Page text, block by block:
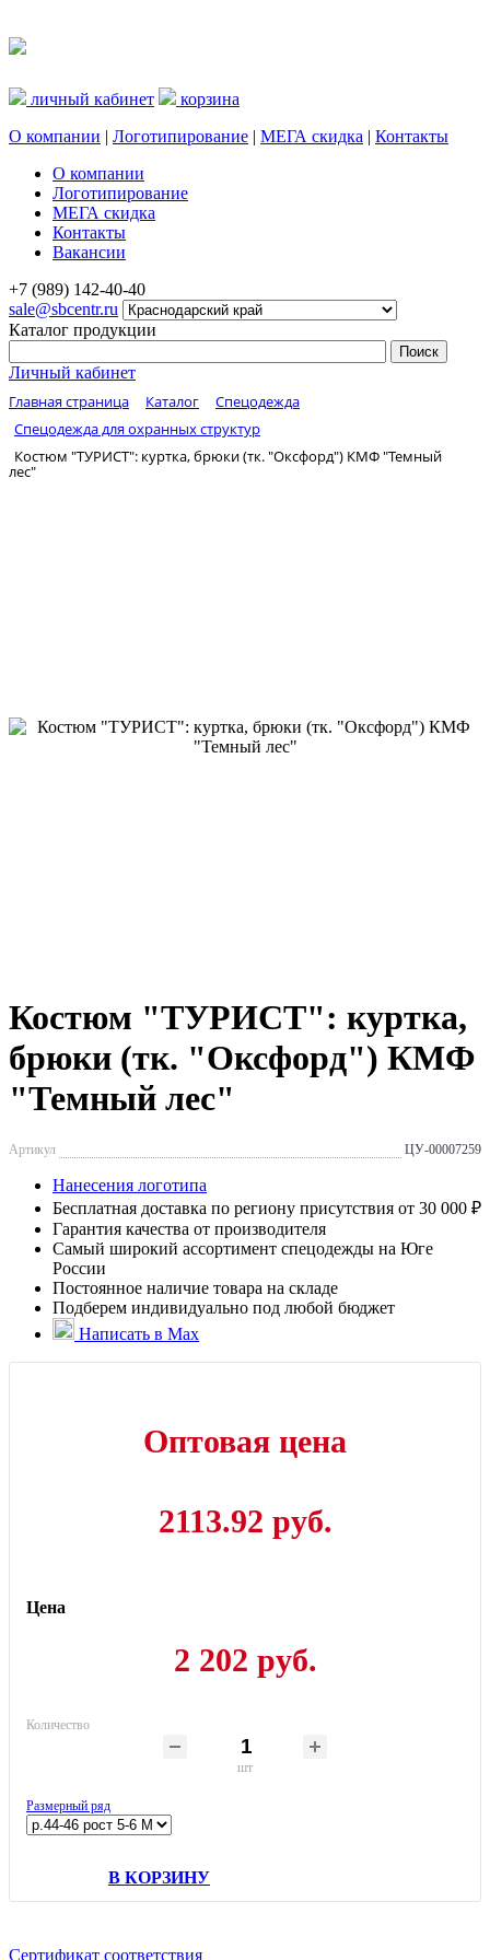
личный кабинет
корзина
О компании | Логотипирование | МЕГА скидка | Контакты
О компании
Логотипирование
МЕГА скидка
Контакты
Вакансии
+7 (989) 142-40-40
sale@sbcentr.ru
Каталог продукции
Личный кабинет
Главная страница Каталог
Спецодежда
Спецодежда для охранных структур
Костюм "ТУРИСТ": куртка, брюки (тк. "Оксфорд") КМФ "Темный
лес"
Костюм "ТУРИСТ": куртка,
брюки (тк. "Оксфорд") КМФ
"Темный лес"
Артикул ЦУ-00007259
Нанесения логотипа
Бесплатная доставка по региону присутствия от 30 000 ₽
Гарантия качества от производителя
Самый широкий ассортимент спецодежды на Юге
России
Постоянное наличие товара на складе
Подберем индивидуально под любой бюджет
Написать в Max
Оптовая цена
2113.92 руб.
Цена
2 202 руб.
Количество
шт
Размерный ряд
В КОРЗИНУ
Сертификат соответствия